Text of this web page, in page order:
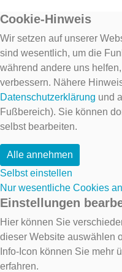
Cookie-Hinweis
Wir setzen auf unserer
sind wesentlich, um die
während andere uns
verbessern. Nähere
Datenschutzerklärung und
Fußbereich). Sie können
selbst bearbeiten.
Alle annehmen
Selbst einstellen
Nur wesentliche Cookies
Einstellungen
Hier können Sie
dieser Website auswählen
Info-Icon können Sie mehr
erfahren.